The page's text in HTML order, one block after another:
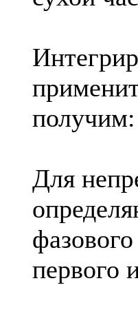
получим:
Для
первого